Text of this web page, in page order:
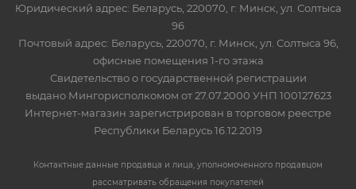
Юридический адрес: Беларусь, 220070, г. Минск, ул. Солтыса
96
Почтовый адрес: Беларусь, 220070, г. Минск, ул. Солтыса 96,
офисные помещения 1-го этажа
Свидетельство о государственной регистрации
выдано Мингорисполкомом от 27.07.2000 УНП 100127623
Интернет-магазин зарегистрирован в торговом реестре
Республики Беларусь 16.12.2019
Контактные данные продавца и лица, уполномоченного продавцом
рассматривать обращения покупателей